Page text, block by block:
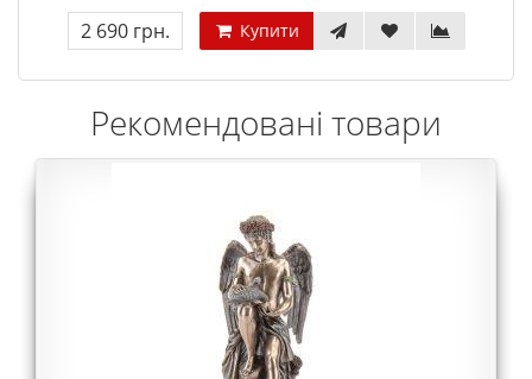
2 690 грн. Купити
Рекомендовані товари